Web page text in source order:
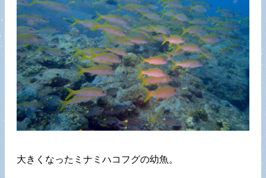
大きくなったミナミハコフグの幼魚。